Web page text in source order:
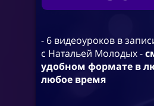
- 6 видеоуроков в
с Натальей Молодых -
удобном формате в
любое время